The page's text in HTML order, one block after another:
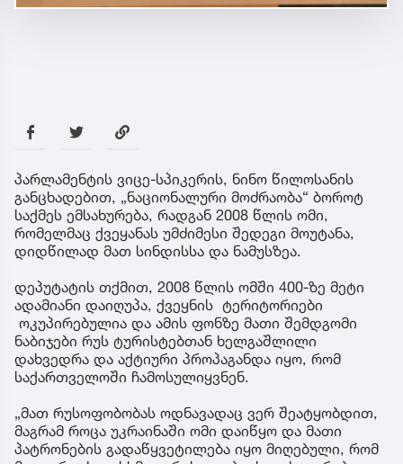
პარლამენტის ვიცე-სპიკერის, ნინო წილოსანის
განცხადებით, „ნაციონალური მოძრაობა“ ბოროტ
საქმეს ემსახურება, რადგან 2008 წლის ომი,
რომელმაც ქვეყანას უმძიმესი შედეგი მოუტანა,
დიდწილად მათ სინდისსა და ნამუსზეა.
დეპუტატის თქმით, 2008 წლის ომში 400-ზე მეტი
ადამიანი დაიღუპა, ქვეყნის ტერიტორიები
ოკუპირებულია და ამის ფონზე მათი შემდგომი
ნაბიჯები რუს ტურისტებთან ხელგაშლილი
დახვედრა და აქტიური პროპაგანდა იყო, რომ
საქართველოში ჩამოსულიყვნენ.
„მათ რუსოფობობას ოდნავადაც ვერ შეატყობდით,
მაგრამ როცა უკრაინაში ომი დაიწყო და მათი
პატრონების გადაწყვეტილება იყო მიღებული, რომ